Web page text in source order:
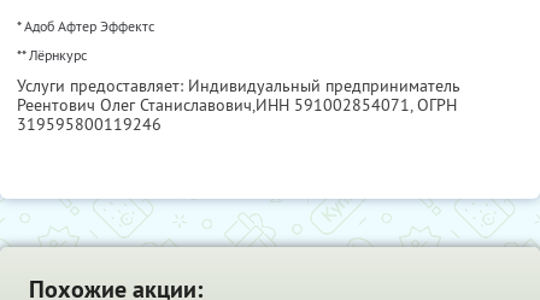
* Адоб Афтер Эффектс
** Лёрнкурс
Услуги предоставляет: Индивидуальный предприниматель
Реентович Олег Станиславович,ИНН 591002854071, ОГРН
319595800119246
Похожие акции: